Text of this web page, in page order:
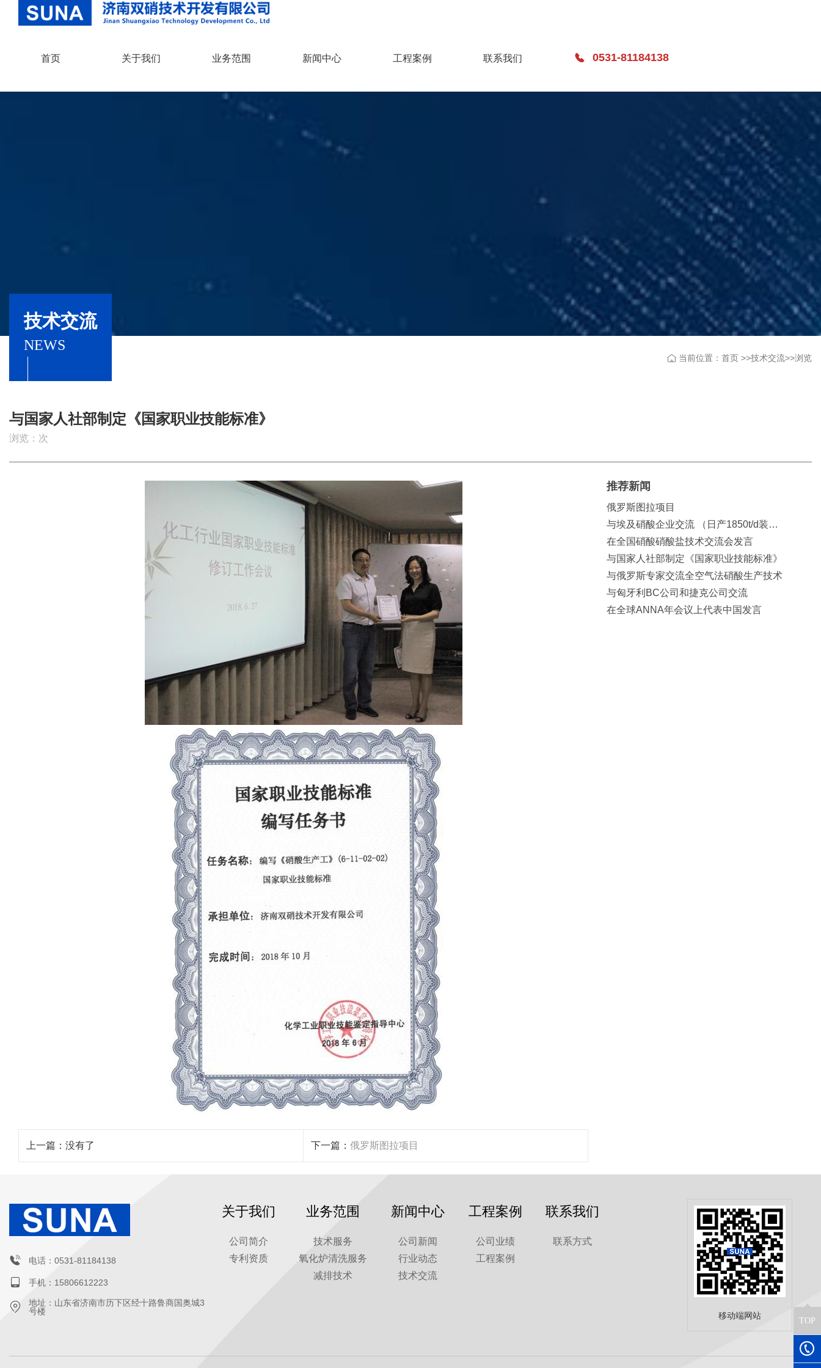
首页 关于我们 业务范围 新闻中心 工程案例 联系我们 0531-81184138
技术交流
NEWS
当前位置：首页 >>技术交流>>浏览
与国家人社部制定《国家职业技能标准》
浏览： 次
上一篇：没有了 下一篇： 俄罗斯图拉项目
推荐新闻
俄罗斯图拉项目
与埃及硝酸企业交流 （日产1850t/d装置， 位列全球第二产能，Uhde工
在全国硝酸硝酸盐技术交流会发言
与国家人社部制定《国家职业技能标准》
与俄罗斯专家交流全空气法硝酸生产技术
与匈牙利BC公司和捷克公司交流
在全球ANNA年会议上代表中国发言
电话：0531-81184138
手机：15806612223
地址：山东省济南市历下区经十路鲁商国奥城3
号楼
关于我们
公司简介
专利资质
业务范围
技术服务
氧化炉清洗服务
减排技术
新闻中心
公司新闻
行业动态
技术交流
工程案例
公司业绩
工程案例
联系我们
联系方式
移动端网站
TOP